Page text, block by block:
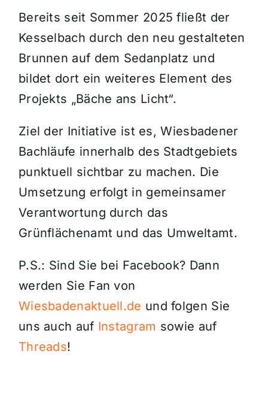
Bereits seit Sommer 2025 fließt der
Kesselbach durch den neu gestalteten
Brunnen auf dem Sedanplatz und
bildet dort ein weiteres Element des
Projekts „Bäche ans Licht“.
Ziel der Initiative ist es, Wiesbadener
Bachläufe innerhalb des Stadtgebiets
punktuell sichtbar zu machen. Die
Umsetzung erfolgt in gemeinsamer
Verantwortung durch das
Grünflächenamt und das Umweltamt.
P.S.: Sind Sie bei Facebook? Dann
werden Sie Fan von
Wiesbadenaktuell.de und folgen Sie
uns auch auf Instagram sowie auf
Threads!